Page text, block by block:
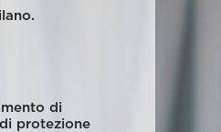
di
protezione